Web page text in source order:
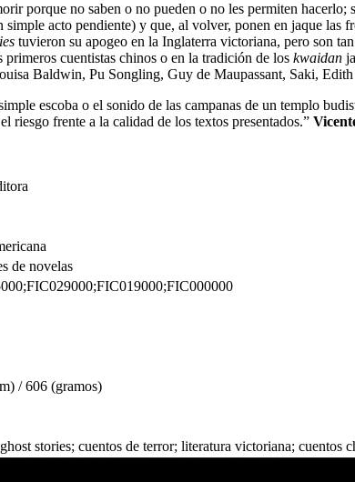
porque no saben o no pueden o no les permiten
acto pendiente) y que, al volver, ponen en jaque
tuvieron su apogeo en la Inglaterra victoriana, pero son
cuentistas chinos o en la tradición de los kwaidan
Baldwin, Pu Songling, Guy de Maupassant, Saki,
escoba o el sonido de las campanas de un templo
riesgo frente a la calidad de los textos presentados.”
de novelas
/ 606 (gramos)
stories; cuentos de terror; literatura victoriana; cuentos